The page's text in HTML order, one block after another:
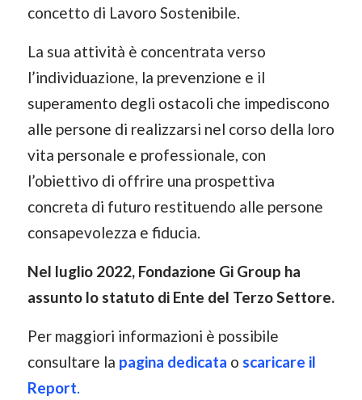
concetto di Lavoro Sostenibile.
La sua attività è concentrata verso
l’individuazione, la prevenzione e il
superamento degli ostacoli che impediscono
alle persone di realizzarsi nel corso della loro
vita personale e professionale, con
l’obiettivo di offrire una prospettiva
concreta di futuro restituendo alle persone
consapevolezza e fiducia.
Nel luglio 2022, Fondazione Gi Group ha
assunto lo statuto di Ente del Terzo Settore.
Per maggiori informazioni è possibile
consultare la pagina dedicata o scaricare il
Report.